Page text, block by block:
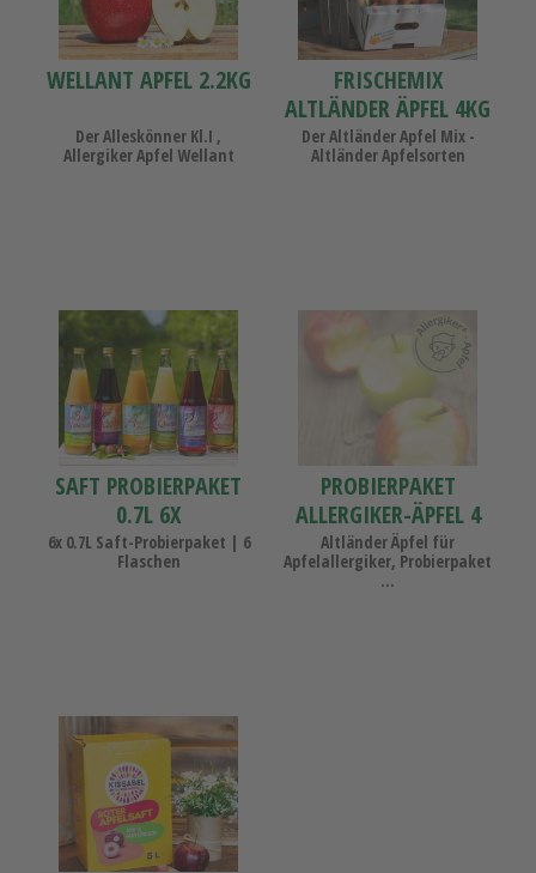
WELLANT APFEL 2.2KG
Der Alleskönner Kl.I ,
Allergiker Apfel Wellant
FRISCHEMIX
ALTLÄNDER ÄPFEL 4KG
Der Altländer Apfel Mix -
Altländer Apfelsorten
Saft
Probierpaket
SAFT PROBIERPAKET
0.7L 6X
6x 0.7L Saft-Probierpaket | 6
Flaschen
Probierpaket
Allergiker-
PROBIERPAKET
ALLERGIKER-ÄPFEL 4
SORTEN
Altländer Äpfel für
Apfelallergiker, Probierpaket
...
Apfelsaft
Kissabel